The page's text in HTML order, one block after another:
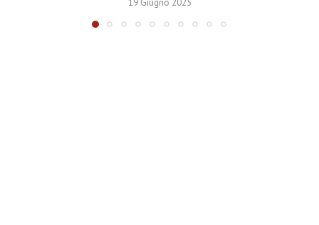
19 Giugno 2025